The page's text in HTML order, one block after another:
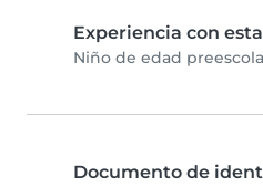
Experiencia con
Niño de edad
Documento de